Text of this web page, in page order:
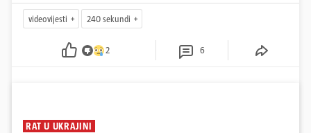
videovijesti 240 sekundi
2 6
RAT U UKRAJINI